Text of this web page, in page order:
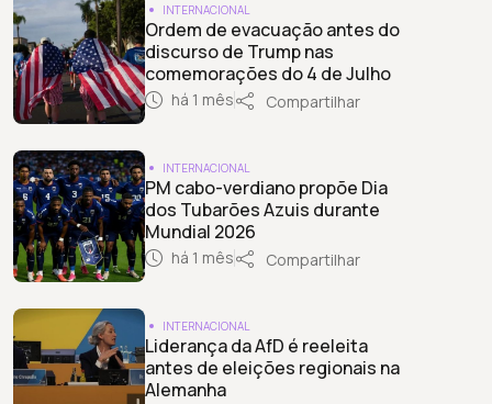
INTERNACIONAL
Ordem de evacuação antes do
discurso de Trump nas
comemorações do 4 de Julho
há 1 mês Compartilhar
INTERNACIONAL
PM cabo-verdiano propõe Dia
dos Tubarões Azuis durante
Mundial 2026
há 1 mês Compartilhar
INTERNACIONAL
Liderança da AfD é reeleita
antes de eleições regionais na
Alemanha